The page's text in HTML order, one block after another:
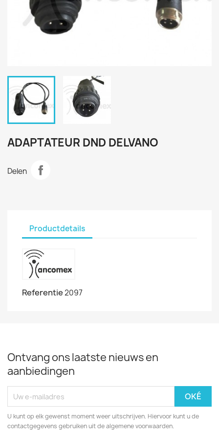
ADAPTATEUR DND DELVANO
Delen
Productdetails
Referentie2097
Ontvang ons laatste nieuws en
aanbiedingen
U kunt op elk gewenst moment weer uitschrijven. Hiervoor kunt u de
contactgegevens gebruiken uit de algemene voorwaarden.